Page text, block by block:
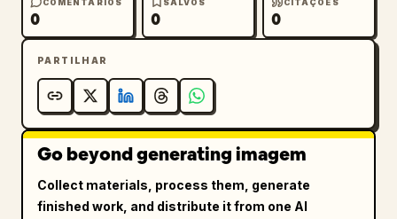
0 0 0
PARTILHAR
Go beyond generating imagem
Collect materials, process them, generate
finished work, and distribute it from one AI